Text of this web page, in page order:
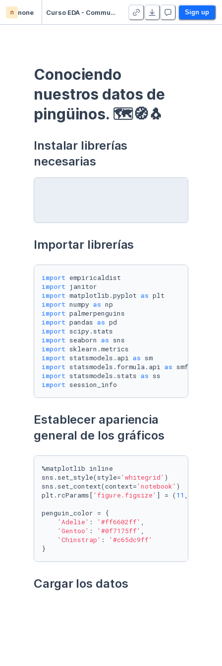
n none Curso EDA - Communication - Duplicate Sign up
Conociendo
nuestros datos de
pingüinos. 🗺🧭🐧
Instalar librerías
necesarias
Importar librerías
import
import
import matplotlib.pyplot as
import numpy as
import
import pandas as
import
import seaborn as
import
import statsmodels.api as
import statsmodels.formula.api as
import statsmodels.stats as
import session_info
Establecer apariencia
general de los gráficos
%matplotlib inline
sns.set_style(style='whitegrid' )
sns.set_context(context='notebook' )
plt.rcParams[ 'figure.figsize' ] = ( 11 ,
penguin_color = {
'Adelie' : '#ff6602ff' ,
'Gentoo' : '#0f7175ff' ,
'Chinstrap' :
'#c65dc9ff'
}
Cargar los datos